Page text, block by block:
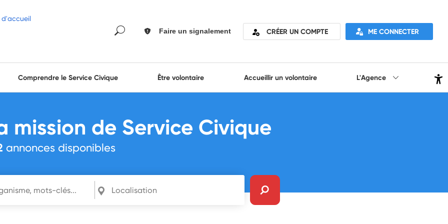
Faire un signalement CRÉER UN COMPTE ME CONNECTER
Comprendre le Service Civique Être volontaire Accueillir un volontaire L'Agence
mission de Service Civique
annonces disponibles
Localisation